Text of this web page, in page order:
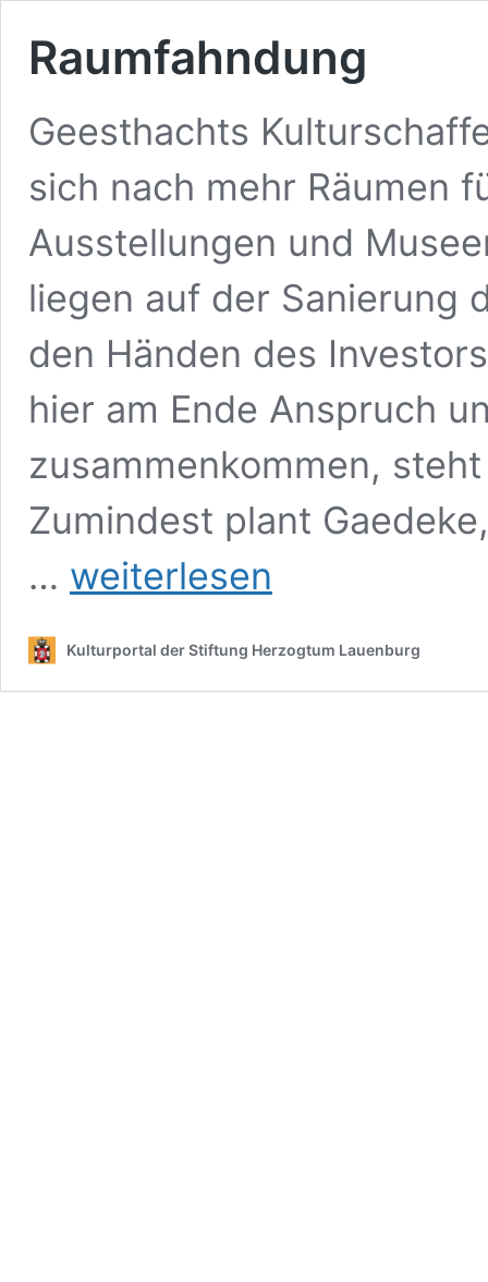
Raumfahndung
Geesthachts
sich nach mehr Räumen
Ausstellungen und
liegen auf der Sanierung
den Händen des
hier am Ende Anspruch
zusammenkommen,
Zumindest plant
…
Raumfahndung
weiterlesen
Kulturportal der Stiftung Herzogtum Lauenburg